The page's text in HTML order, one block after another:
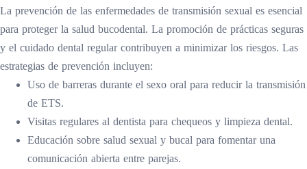
La prevención de las enfermedades de transmisión sexual es esencial
para proteger la salud bucodental. La promoción de prácticas seguras
y el cuidado dental regular contribuyen a minimizar los riesgos. Las
estrategias de prevención incluyen:
Uso de barreras durante el sexo oral para reducir la transmisión
de ETS.
Visitas regulares al dentista para chequeos y limpieza dental.
Educación sobre salud sexual y bucal para fomentar una
comunicación abierta entre parejas.